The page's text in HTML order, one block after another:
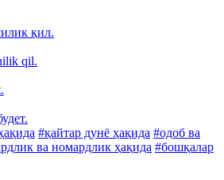
қил.
qil.
#қайтар дунё ҳақида #одоб ва
ва номардлик ҳақида #бошқалар